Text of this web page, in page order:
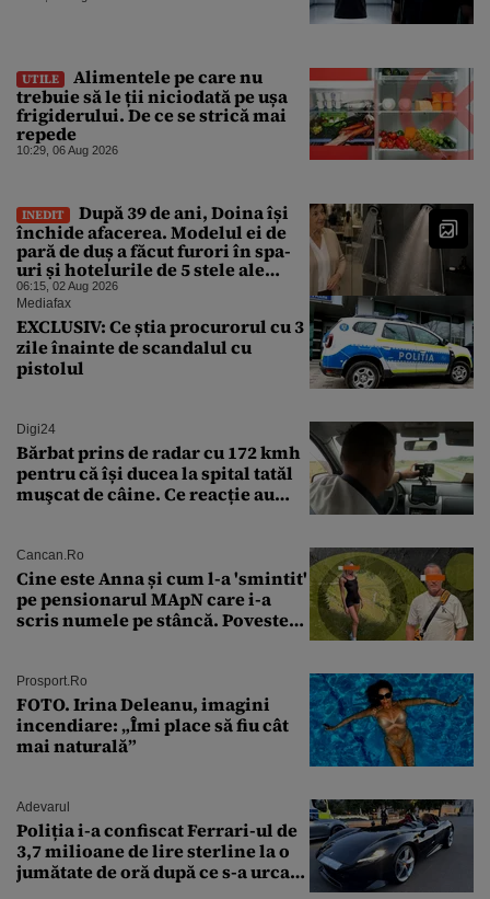
UTILE
Alimentele pe care nu
trebuie să le ții niciodată pe ușa
frigiderului. De ce se strică mai
repede
10:29, 06 Aug 2026
INEDIT
După 39 de ani, Doina își
închide afacerea. Modelul ei de
pară de duș a făcut furori în spa-
uri și hotelurile de 5 stele ale
lumii. Ce nu a mai mers
06:15, 02 Aug 2026
Mediafax
EXCLUSIV: Ce știa procurorul cu 3
zile înainte de scandalul cu
pistolul
Digi24
Bărbat prins de radar cu 172 kmh
pentru că își ducea la spital tatăl
muşcat de câine. Ce reacție au
Cancan.ro
Cine este Anna și cum l-a 'smintit'
pe pensionarul MApN care i-a
scris numele pe stâncă. Povestea
Transfăgărășan
Prosport.ro
FOTO. Irina Deleanu, imagini
incendiare: „Îmi place să fiu cât
mai naturală”
Adevarul
Poliția i-a confiscat Ferrari-ul de
3,7 milioane de lire sterline la o
jumătate de oră după ce s-a urcat